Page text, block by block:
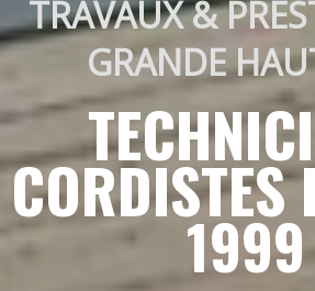
TRAVAUX &
GRANDE
CORDISTES
1999